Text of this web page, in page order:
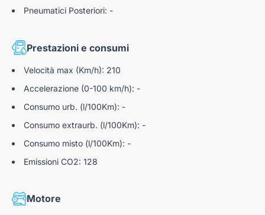
Pneumatici Posteriori: -
Prestazioni e consumi
Velocità max (Km/h): 210
Accelerazione (0-100 km/h): -
Consumo urb. (l/100Km): -
Consumo extraurb. (l/100Km): -
Consumo misto (l/100Km): -
Emissioni CO2: 128
Motore